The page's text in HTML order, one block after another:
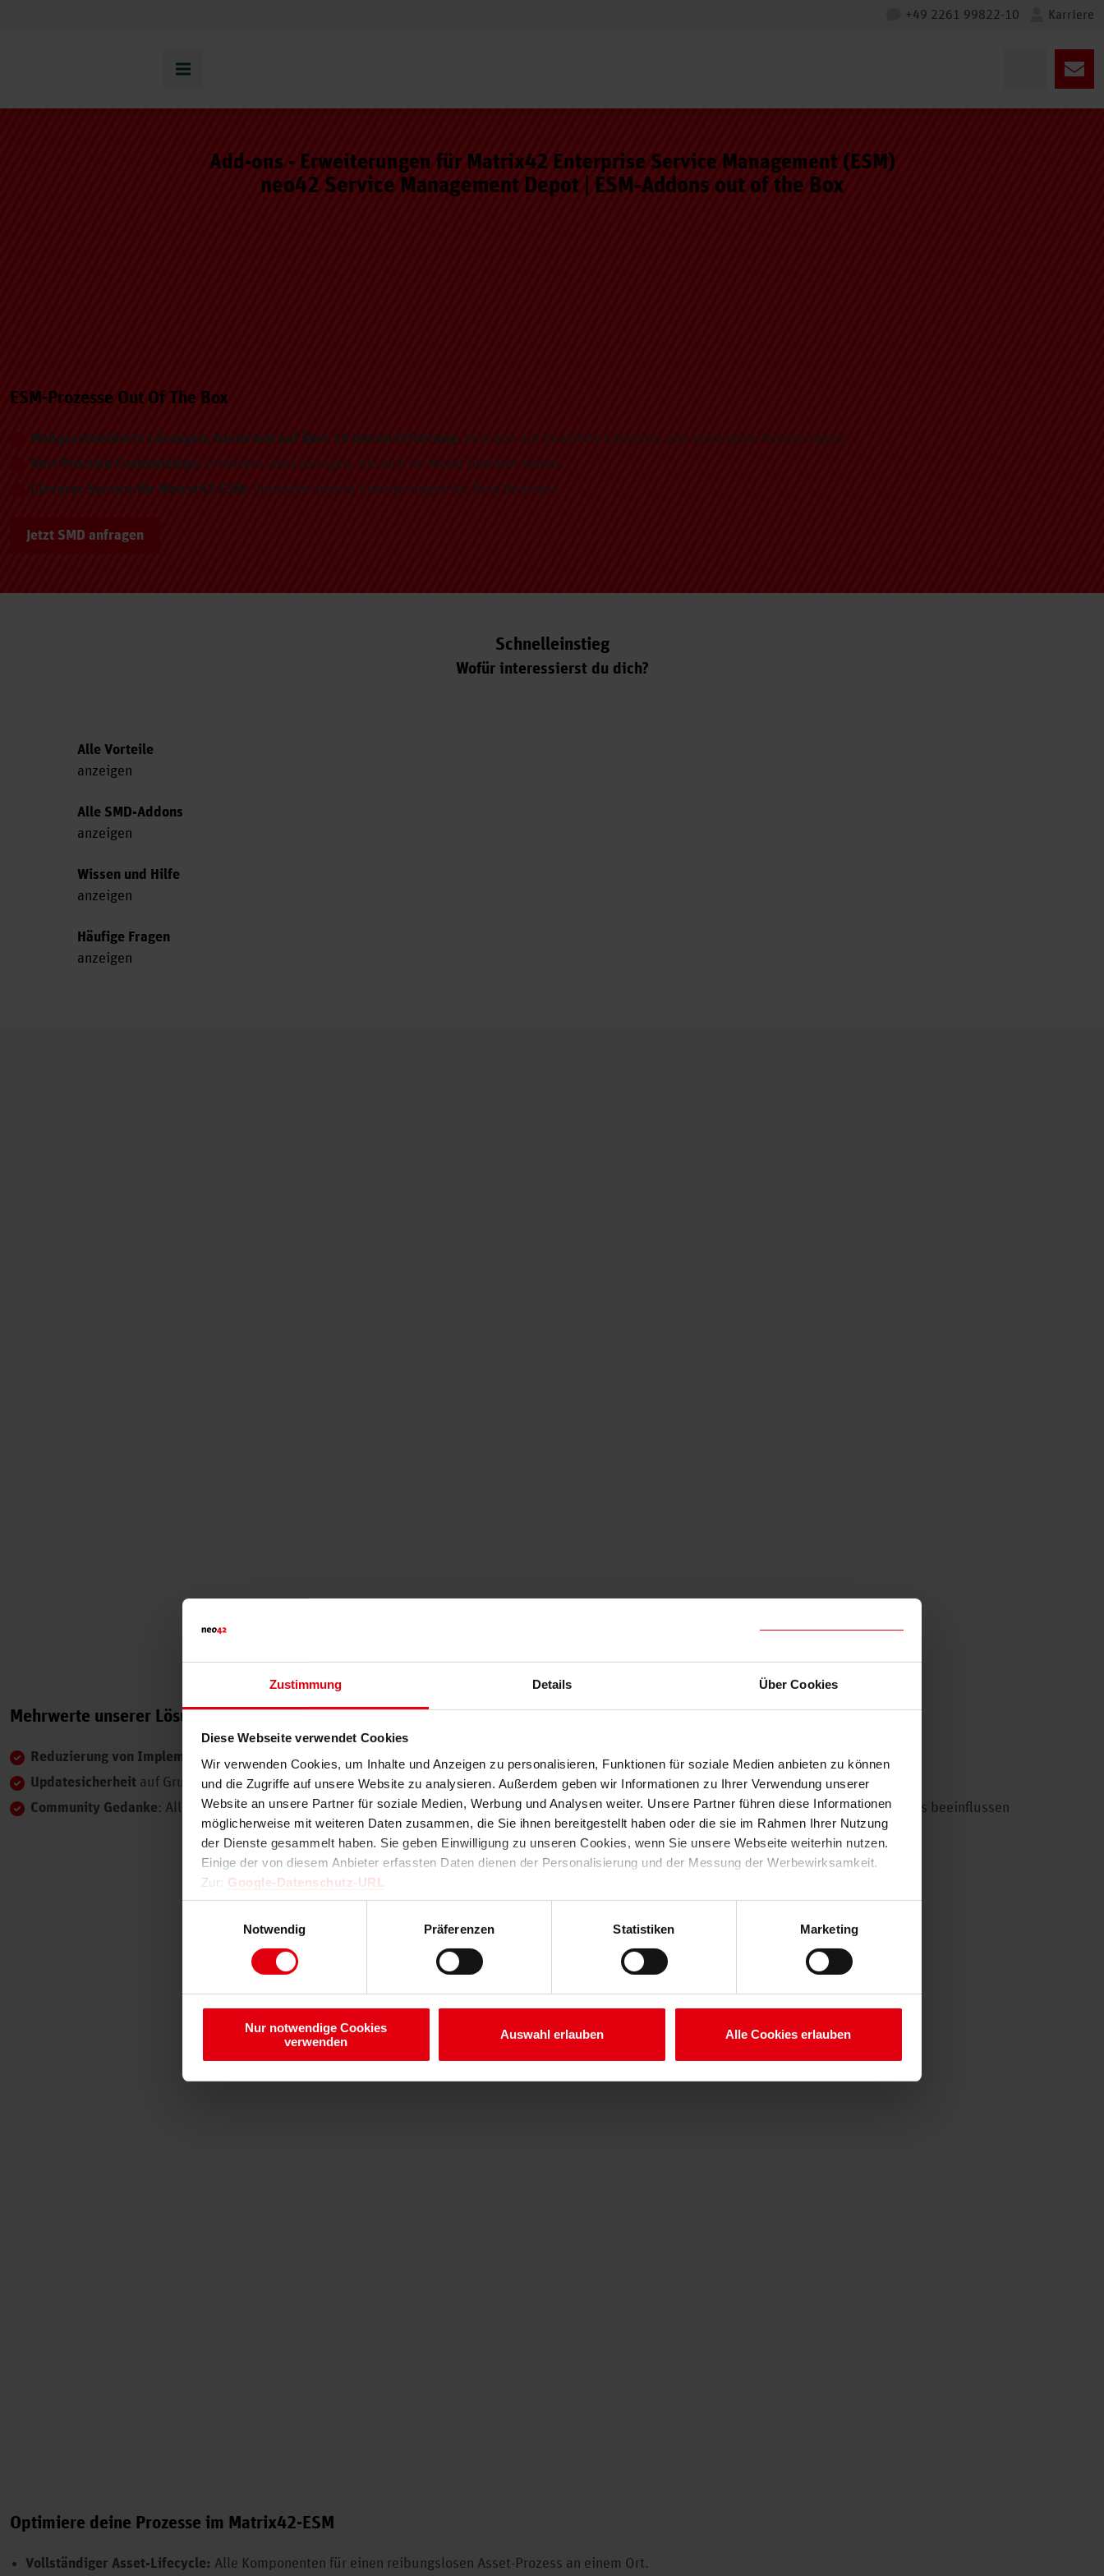
Zustimmung Details Über Cookies
Diese Webseite verwendet Cookies
Wir verwenden Cookies, um Inhalte und Anzeigen zu personalisieren, Funktionen für soziale Medien anbieten zu können
und die Zugriffe auf unsere Website zu analysieren. Außerdem geben wir Informationen zu Ihrer Verwendung unserer
Website an unsere Partner für soziale Medien, Werbung und Analysen weiter. Unsere Partner führen diese Informationen
möglicherweise mit weiteren Daten zusammen, die Sie ihnen bereitgestellt haben oder die sie im Rahmen Ihrer Nutzung
der Dienste gesammelt haben. Sie geben Einwilligung zu unseren Cookies, wenn Sie unsere Webseite weiterhin nutzen.
Einige der von diesem Anbieter erfassten Daten dienen der Personalisierung und der Messung der Werbewirksamkeit.
Zur: Google-Datenschutz-URL
Notwendig
Präferenzen Statistiken Marketing
Nur notwendige Cookies
verwenden
Auswahl erlauben Alle Cookies erlauben
+49 2261 99822-10 Karriere
Add-ons - Erweiterungen für Matrix42 Enterprise Service Management (ESM)
neo42 Service Management Depot | ESM-Addons out of the Box
ESM-Prozesse Out Of The Box
Maßgeschneiderte Lösungen, basierend auf über 10 Jahren Erfahrung: Vertraue auf bewährte Expertise und innovative Anpassungen.
Best Practice Customizings: Profitiere von Lösungen, die sich im Markt bewährt haben.
Cleverer Service für Matrix42 ESM: Entdecke smarte Erweiterungen für Dein Business.
Jetzt SMD anfragen
Schnelleinstieg
Wofür interessierst du dich?
Alle Vorteile
anzeigen
Alle SMD-Addons
anzeigen
Wissen und Hilfe
anzeigen
Häufige Fragen
anzeigen
Mehrwerte unserer Lösung
Reduzierung von Implementierungskosten der Matrix42 ESM-Lösung durch vorgefertigte Add-ons.
Updatesicherheit auf Grund Nutzung von Standardmechanismen der Matrix42-Plattform durch stetige Weiterentwicklung unserer Add-ons
Community Gedanke: Alle Kunden profitieren von Ideen und „Best Practise Ansätzen“ anderer Kunden, welche die Weiterentwicklung der Add-ons beeinflussen
Optimiere deine Prozesse im Matrix42-ESM
Vollständiger Asset-Lifecycle: Alle Komponenten für einen reibungslosen Asset-Prozess an einem Ort.